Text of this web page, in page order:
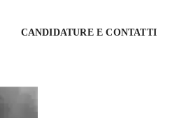
CANDIDATURE E CONTATTI